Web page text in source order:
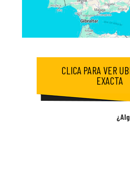
CLICA PARA VER
EXACTA